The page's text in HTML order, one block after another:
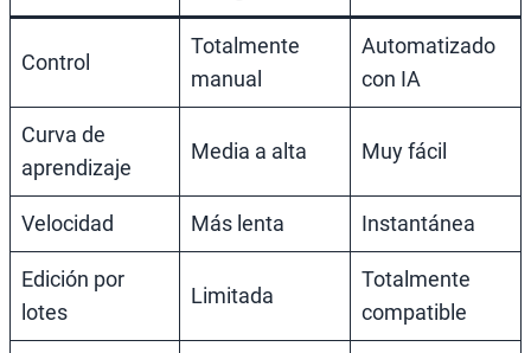
Control
Totalmente
manual
Automatizado
con IA
Curva de
aprendizaje
Media a alta Muy fácil
Velocidad Más lenta Instantánea
Edición por
lotes
Limitada
Totalmente
compatible